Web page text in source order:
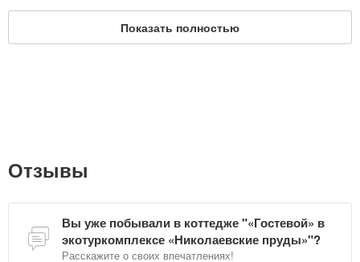
Показать полностью
Отзывы
Вы уже побывали в коттедже "«Гостевой» в
экотуркомплексе «Николаевские пруды»"?
Расскажите о своих впечатлениях!